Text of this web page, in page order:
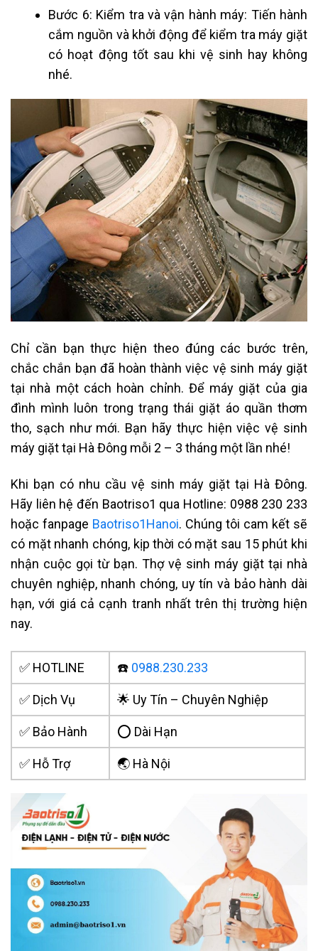
Bước 6: Kiểm tra và vận hành máy: Tiến hành
cắm nguồn và khởi động để kiểm tra máy giặt
có hoạt động tốt sau khi vệ sinh hay không
nhé.
Chỉ cần bạn thực hiện theo đúng các bước trên,
chắc chắn bạn đã hoàn thành việc vệ sinh máy giặt
tại nhà một cách hoàn chỉnh. Để máy giặt của gia
đình mình luôn trong trạng thái giặt áo quần thơm
tho, sạch như mới. Bạn hãy thực hiện việc vệ sinh
máy giặt tại Hà Đông mỗi 2 – 3 tháng một lần nhé!
Khi bạn có nhu cầu vệ sinh máy giặt tại Hà Đông.
Hãy liên hệ đến Baotriso1 qua Hotline: 0988 230 233
hoặc fanpage Baotriso1Hanoi. Chúng tôi cam kết sẽ
có mặt nhanh chóng, kịp thời có mặt sau 15 phút khi
nhận cuộc gọi từ bạn. Thợ vệ sinh máy giặt tại nhà
chuyên nghiệp, nhanh chóng, uy tín và bảo hành dài
hạn, với giá cả cạnh tranh nhất trên thị trường hiện
nay.
✅ HOTLINE ☎️ 0988.230.233
✅ Dịch Vụ 🌟 Uy Tín – Chuyên Nghiệp
✅ Bảo Hành ⭕ Dài Hạn
✅ Hỗ Trợ 🌏 Hà Nội